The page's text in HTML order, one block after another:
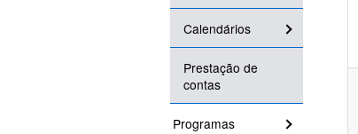
Calendários
Prestação de
contas
Programas